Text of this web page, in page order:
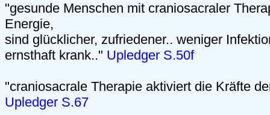
"gesunde Menschen mit craniosacraler
Energie,
sind glücklicher, zufriedener.. weniger
ernsthaft krank.." Upledger S.50f
"craniosacrale Therapie aktiviert die Kräfte
Upledger S.67